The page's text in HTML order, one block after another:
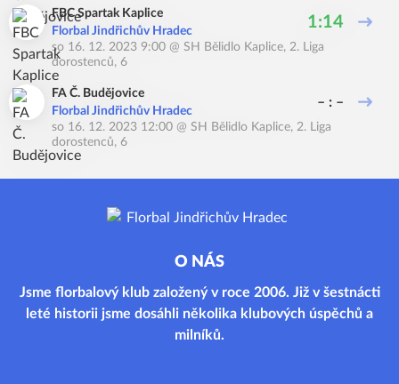
FBC Spartak Kaplice
Florbal Jindřichův Hradec
1:14
so 16. 12. 2023 9:00 @ SH Bělidlo Kaplice, 2. Liga
dorostenců, 6
FA Č. Budějovice
Florbal Jindřichův Hradec
– : –
so 16. 12. 2023 12:00 @ SH Bělidlo Kaplice, 2. Liga
dorostenců, 6
O NÁS
Jsme florbalový klub založený v roce 2006. Již v šestnácti
leté historii jsme dosáhli několika klubových úspěchů a
milníků.